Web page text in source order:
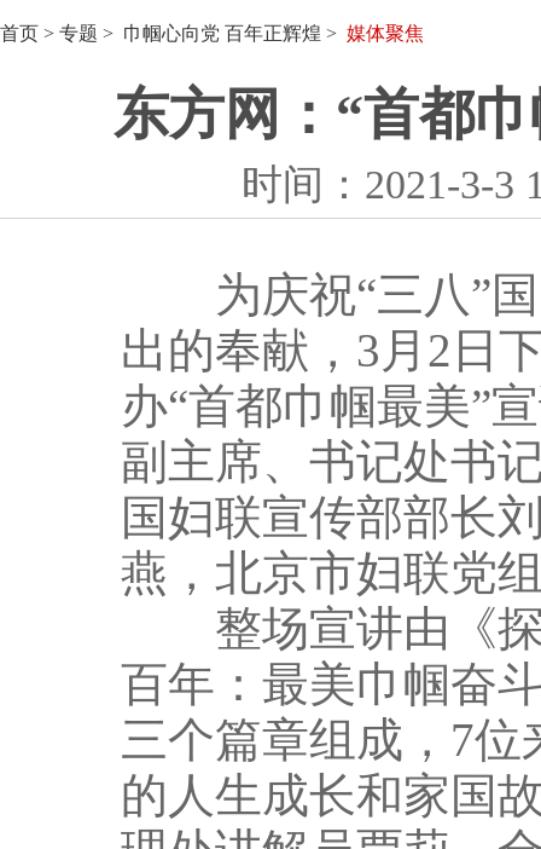
首页 > 专题 > 巾帼心向党 百年正辉煌 > 媒体聚焦
东方网：“首都
时间：2021-3-
为庆祝“三八”国
出的奉献，3月2日
办“首都巾帼最美”
副主席、书记处书
国妇联宣传部部长
燕，北京市妇联党
整场宣讲由《探
百年：最美巾帼奋
三个篇章组成，7
的人生成长和家国